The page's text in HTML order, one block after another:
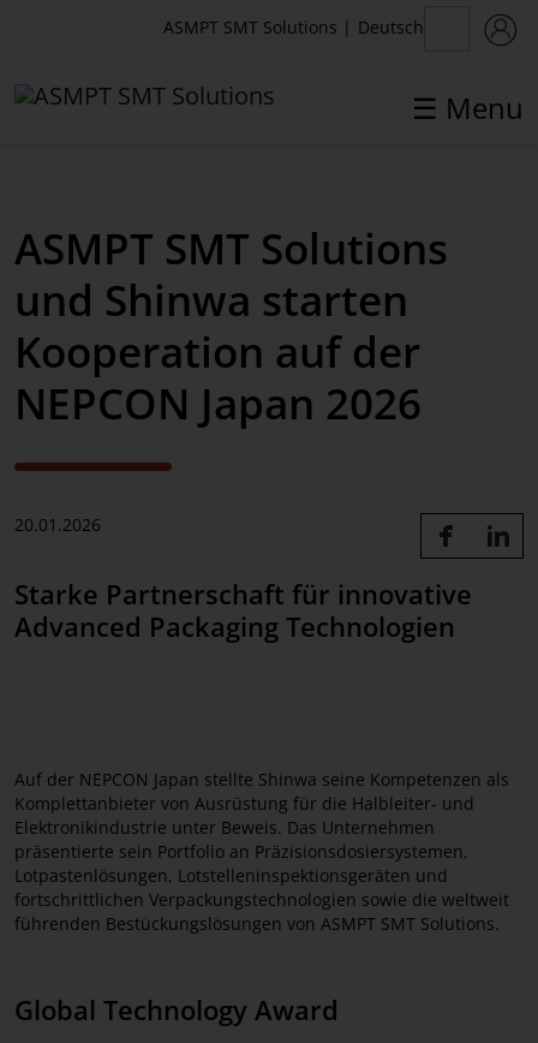
☰ Menu
ASMPT SMT Solutions | Deutsch
Aktuelles
Presse
Newsletter
Events
ASMPT SMT Solutions
und Shinwa starten
Kooperation auf der
NEPCON Japan 2026
20.01.2026
Starke Partnerschaft für innovative
Advanced Packaging Technologien
Auf der NEPCON Japan stellte Shinwa seine Kompetenzen als
Komplettanbieter von Ausrüstung für die Halbleiter- und
Elektronikindustrie unter Beweis. Das Unternehmen
präsentierte sein Portfolio an Präzisionsdosiersystemen,
Lotpastenlösungen, Lotstelleninspektionsgeräten und
fortschrittlichen Verpackungstechnologien sowie die weltweit
führenden Bestückungslösungen von ASMPT SMT Solutions.
Global Technology Award